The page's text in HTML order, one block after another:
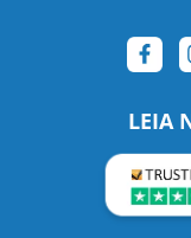
LEIA